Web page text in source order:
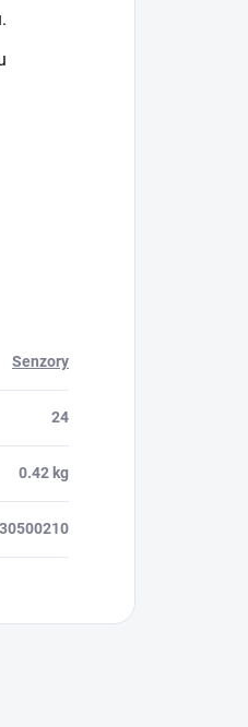
Senzory
24
0.42 kg